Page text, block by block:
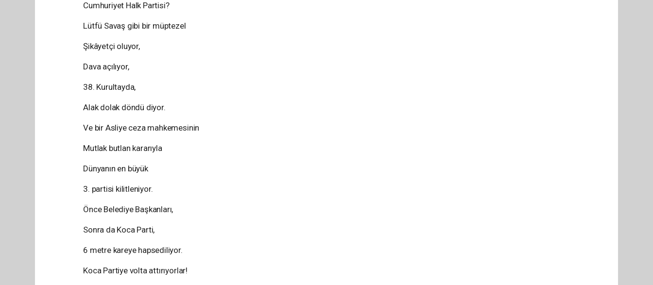
Cumhuriyet Halk Partisi?
Lütfü Savaş gibi bir müptezel
Şikâyetçi oluyor,
Dava açılıyor,
38. Kurultayda,
Alak dolak döndü diyor.
Ve bir Asliye ceza mahkemesinin
Mutlak butlan kararıyla
Dünyanın en büyük
3. partisi kilitleniyor.
Önce Belediye Başkanları,
Sonra da Koca Parti,
6 metre kareye hapsediliyor.
Koca Partiye volta attırıyorlar!